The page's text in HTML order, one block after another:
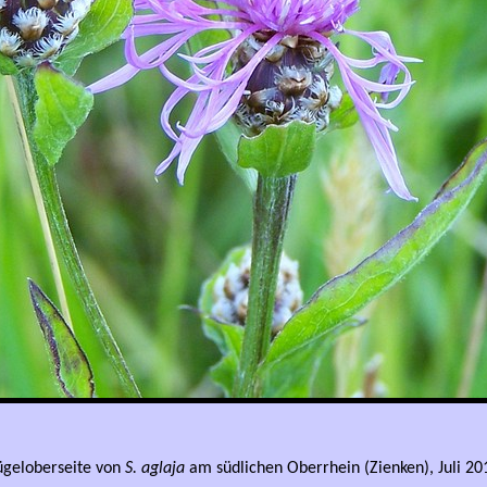
von S. aglaja am südlichen Oberrhein (Zienken), Juli